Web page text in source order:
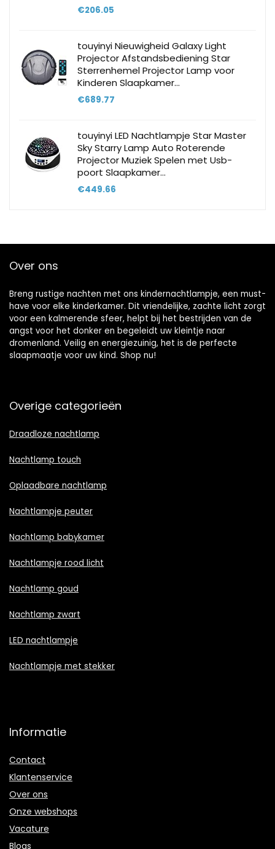
€206.05
touyinyi Nieuwigheid Galaxy Light
Projector Afstandsbediening Star
Sterrenhemel Projector Lamp voor
Kinderen Slaapkamer…
€689.77
touyinyi LED Nachtlampje Star Master
Sky Starry Lamp Auto Roterende
Projector Muziek Spelen met Usb-
poort Slaapkamer…
€449.66
Over ons
Breng rustige nachten met ons kindernachtlampje, een must-
have voor elke kinderkamer. Dit vriendelijke, zachte licht zorgt
voor een kalmerende sfeer, helpt bij het bestrijden van de
angst voor het donker en begeleidt uw kleintje naar
dromenland. Veilig en energiezuinig, het is de perfecte
slaapmaatje voor uw kind. Shop nu!
Overige categorieën
Draadloze nachtlamp
Nachtlamp touch
Oplaadbare nachtlamp
Nachtlampje peuter
Nachtlamp babykamer
Nachtlampje rood licht
Nachtlamp goud
Nachtlamp zwart
LED nachtlampje
Nachtlampje met stekker
Informatie
Contact
Klantenservice
Over ons
Onze webshops
Vacature
Blogs